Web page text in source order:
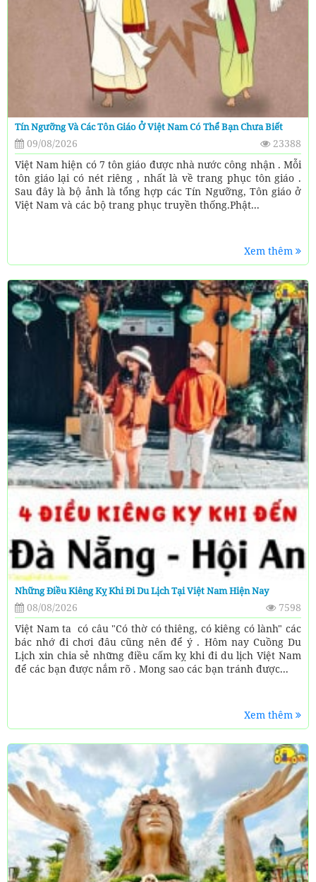
Tín Ngưỡng Và Các Tôn Giáo Ở Việt Nam Có Thể Bạn Chưa Biết
09/08/2026
23388
Việt Nam hiện có 7 tôn giáo được nhà nước công nhận . Mỗi
tôn giáo lại có nét riêng , nhất là về trang phục tôn giáo .
Sau đây là bộ ảnh là tổng hợp các Tín Ngưỡng, Tôn giáo ở
Việt Nam và các bộ trang phục truyền thống.Phật...
Xem thêm
Những Điều Kiêng Kỵ Khi Đi Du Lịch Tại Việt Nam Hiện Nay
08/08/2026
7598
Việt Nam ta có câu "Có thờ có thiêng, có kiêng có lành" các
bác nhớ đi chơi đâu cũng nên để ý . Hôm nay Cuồng Du
Lịch xin chia sẻ những điều cấm kỵ khi đi du lịch Việt Nam
để các bạn được nắm rõ . Mong sao các bạn tránh được...
Xem thêm